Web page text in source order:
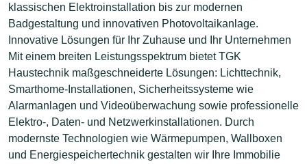
klassischen Elektroinstallation bis zur modernen
Badgestaltung und innovativen Photovoltaikanlage.
Innovative Lösungen für Ihr Zuhause und Ihr Unternehmen
Mit einem breiten Leistungsspektrum bietet TGK
Haustechnik maßgeschneiderte Lösungen: Lichttechnik,
Smarthome-Installationen, Sicherheitssysteme wie
Alarmanlagen und Videoüberwachung sowie professionelle
Elektro-, Daten- und Netzwerkinstallationen. Durch
modernste Technologien wie Wärmepumpen, Wallboxen
und Energiespeichertechnik gestalten wir Ihre Immobilie